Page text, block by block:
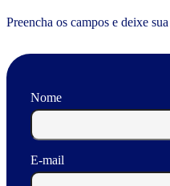
Preencha os campos e deixe
Nome
E-mail